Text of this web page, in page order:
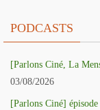
PODCASTS
[Parlons Ciné, La
03/08/2026
[Parlons Ciné]